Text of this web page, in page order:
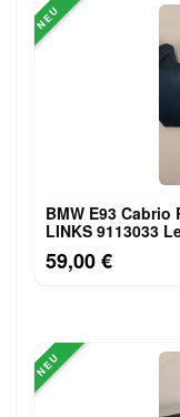
NEU
BMW E93
LINKS 9113033
59,00 €
NEU